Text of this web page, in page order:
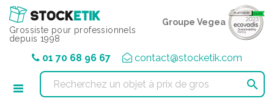
Grossiste pour professionnels
depuis 1998
Groupe Vegea
01 70 68 96 67 contact@stocketik.com

Panneau de gestion des cookies